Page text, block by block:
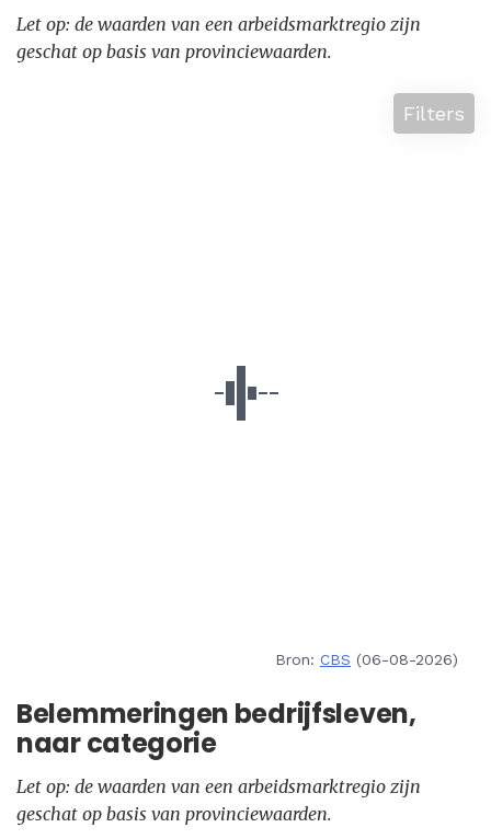
Let op: de waarden van een arbeidsmarktregio zijn
geschat op basis van provinciewaarden.
Filters
Bron: CBS (06-08-2026)
Belemmeringen bedrijfsleven,
naar categorie
Let op: de waarden van een arbeidsmarktregio zijn
geschat op basis van provinciewaarden.